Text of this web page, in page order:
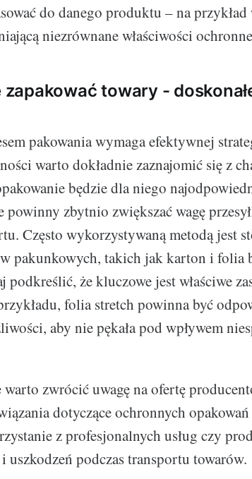
do danego produktu – na przykład
niezrównane właściwości
zapakować towary -
pakowania wymaga efektywnej
warto dokładnie zaznajomić się z
będzie dla niego
powinny zbytnio zwiększać wagę
Często wykorzystywaną metodą jest
pakunkowych, takich jak karton i folia
podkreślić, że kluczowe jest właściwe
folia stretch powinna być
aby nie pękała pod wpływem
zwrócić uwagę na ofertę
dotyczące ochronnych
z profesjonalnych usług czy
podczas transportu towarów.